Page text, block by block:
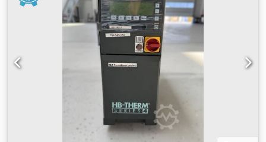
Vorschubgeschwindigkeit: 4 - 16 m/min stufenlos
Einzugswalze: Stahl Auszugswalze: Stahl Druckbalken:
Gliederdruckbalken Motorleistung: 7 kW Motorbremse: ja,
automatisch Absauganschluss: 150mm Maschinenlänge:
2200 mm Maschinenbreite: 1050 mm Gewicht: 900kg